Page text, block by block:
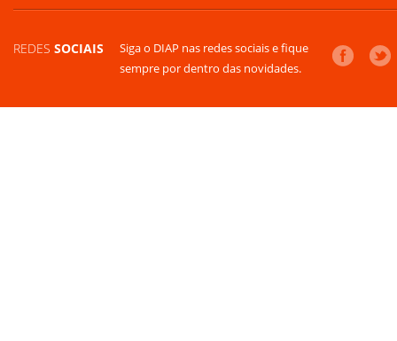
REDES SOCIAIS
Siga o DIAP nas redes sociais e fique
sempre por dentro das novidades.